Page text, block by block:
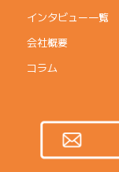
インタビュー一覧
会社概要
コラム